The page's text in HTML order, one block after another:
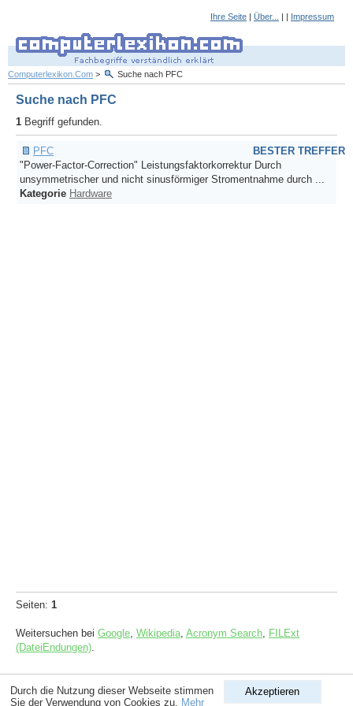
Ihre Seite | Über... | | Impressum
Computerlexikon.Com > Suche nach PFC
Suche nach PFC
1 Begriff gefunden.
BESTER TREFFER
PFC
"Power-Factor-Correction" Leistungsfaktorkorrektur Durch
unsymmetrischer und nicht sinusförmiger Stromentnahme durch ...
Kategorie Hardware
Seiten: 1
Weitersuchen bei Google Wikipedia Acronym Search FILExt
(DateiEndungen)
Akzeptieren
Durch die Nutzung dieser Webseite stimmen
Sie der Verwendung von Cookies zu. Mehr
| All rights reserved.